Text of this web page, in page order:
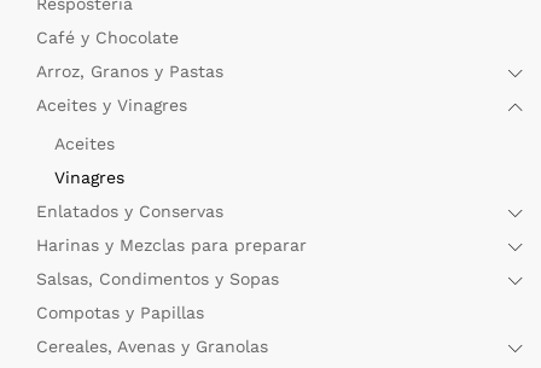
Café y Chocolate
Arroz, Granos y Pastas
Aceites y Vinagres
Aceites
Vinagres
Enlatados y Conservas
Harinas y Mezclas para preparar
Salsas, Condimentos y Sopas
Compotas y Papillas
Cereales, Avenas y Granolas